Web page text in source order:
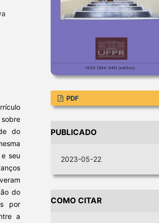
do
seu
do
por
a
PDF
PUBLICADO
2023-05-22
COMO CITAR